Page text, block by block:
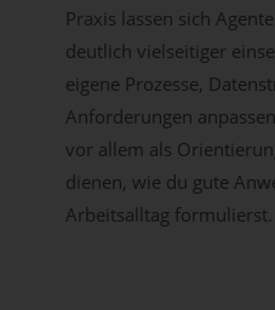
Praxis lassen sich
deutlich vielseitiger
eigene Prozesse,
Anforderungen
vor allem als
dienen, wie du gute
Arbeitsalltag formulierst.